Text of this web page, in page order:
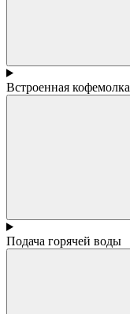
Встроенная кофемолка
Подача горячей воды